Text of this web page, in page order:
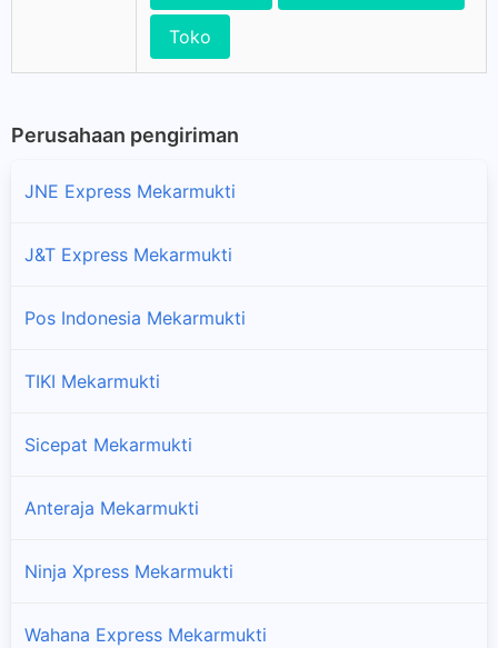
Toko
Perusahaan pengiriman
JNE Express Mekarmukti
J&T Express Mekarmukti
Pos Indonesia Mekarmukti
TIKI Mekarmukti
Sicepat Mekarmukti
Anteraja Mekarmukti
Ninja Xpress Mekarmukti
Wahana Express Mekarmukti